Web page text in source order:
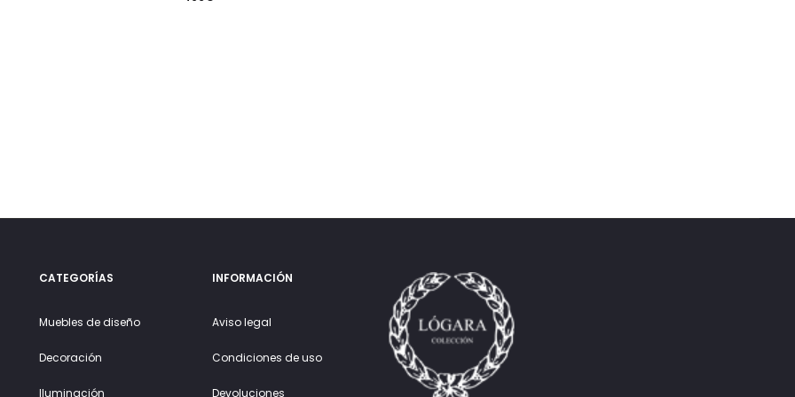
CATEGORÍAS
Muebles de diseño
Decoración
Iluminación
INFORMACIÓN
Aviso legal
Condiciones de uso
Devoluciones